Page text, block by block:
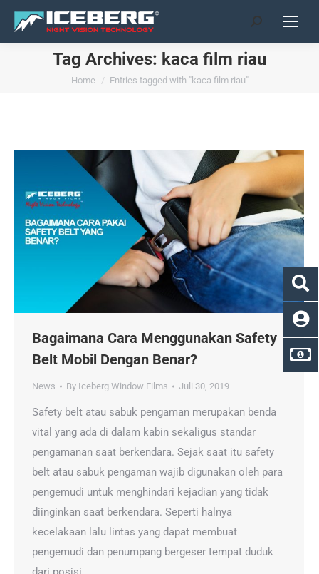
Search:
Tag Archives: kaca film riau
You are here:
Home Entries tagged with "kaca film riau"
Bagaimana Cara Menggunakan Safety
Belt Mobil Dengan Benar?
News By Iceberg Window Films Juli 30, 2019
Safety belt atau sabuk pengaman merupakan benda
vital yang ada di dalam kabin sekaligus standar
pengamanan saat berkendara. Sejak saat itu safety
belt atau sabuk pengaman wajib digunakan oleh para
pengemudi untuk menghindari kejadian yang tidak
diinginkan saat berkendara. Seperti halnya
kecelakaan lalu lintas yang dapat membuat
pengemudi dan penumpang bergeser tempat duduk